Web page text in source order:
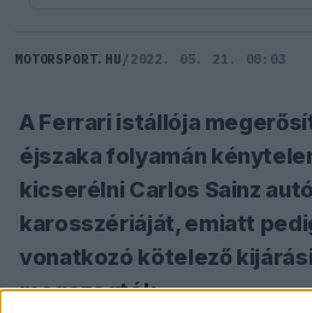
MOTORSPORT.HU / 2022. 05. 21. 08:03
A Ferrari istállója
éjszaka folyamán
kicserélni Carlos Sainz
karosszériáját, emiatt
vonatkozó kötelező
megszegték.